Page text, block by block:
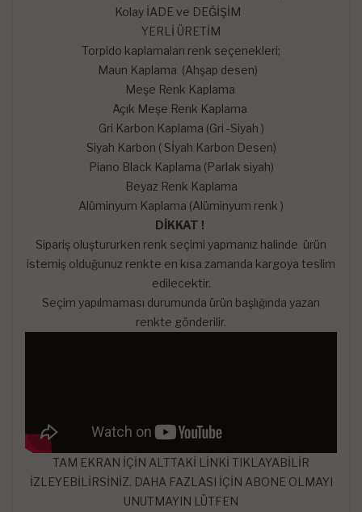
Kolay İADE ve DEĞİŞİM
YERLİ ÜRETİM
Torpido kaplamaları renk seçenekleri;
Maun Kaplama (Ahşap desen)
Meşe Renk Kaplama
Açık Meşe Renk Kaplama
Gri Karbon Kaplama (Gri -Siyah )
Siyah Karbon ( Sİyah Karbon Desen)
Piano Black Kaplama (Parlak siyah)
Beyaz Renk Kaplama
Alüminyum Kaplama (Alüminyum renk )
DİKKAT !
Sipariş oluştururken renk seçimi yapmanız halinde ürün
istemiş olduğunuz renkte en kısa zamanda kargoya teslim
edilecektir.
Seçim yapılmaması durumunda ürün başlığında yazan
renkte gönderilir.
TAM EKRAN İÇİN ALTTAKİ LİNKİ TIKLAYABİLİR
İZLEYEBİLİRSİNİZ. DAHA FAZLASI İÇİN ABONE OLMAYI
UNUTMAYIN LÜTFEN